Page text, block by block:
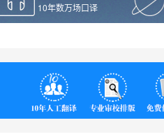
证明翻译
英文版翻
10年数万场口译